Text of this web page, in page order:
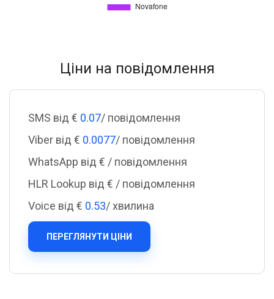
Ціни на повідомлення
SMS від € 0.07/ повідомлення
Viber від € 0.0077/ повідомлення
WhatsApp від € / повідомлення
HLR Lookup від € / повідомлення
Voice від € 0.53/ хвилина
ПЕРЕГЛЯНУТИ ЦІНИ